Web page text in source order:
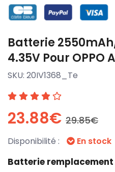
Batterie
4.35V Pour OPPO
SKU: 20IV1368_Te
23.88€ 29.85€
Disponibilité : En stock
Batterie remplacement